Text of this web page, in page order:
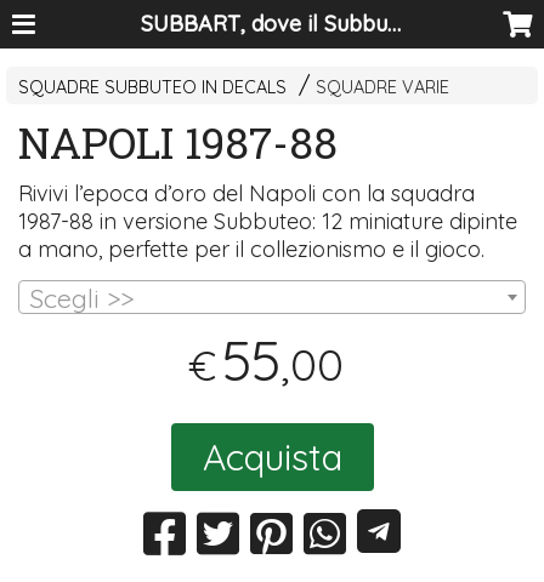
SUBBART, dove il Subbuteo diventa arte
SQUADRE SUBBUTEO IN DECALS SQUADRE VARIE
NAPOLI 1987-88
Rivivi l’epoca d’oro del Napoli con la squadra
1987-88 in versione Subbuteo: 12 miniature dipinte
a mano, perfette per il collezionismo e il gioco.
Scegli >>
€55,00
Acquista